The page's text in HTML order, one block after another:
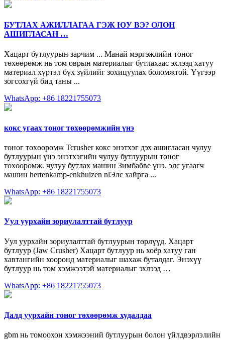
БУТЛАХ АЖИЛЛАГАА ГЭЖ ЮУ ВЭ? ОЛОН
АШИГЛАСАН …
Хацарт бутлуурын зарчим ... Манай мэргэжлийн тоног
төхөөрөмж нь том оврын материалыг бутлахаас эхлээд хатуу
материал хүртэл бүх зүйлийг зохицуулах боломжтой. Үүгээр
зогсохгүй бид таны ...
WhatsApp: +86 18221755073
кокс угаах тоног төхөөрөмжийн үнэ
тоног төхөөрөмж Tcrusher кокс энэтхэг дэх ашигласан чулуу
бутлуурын үнэ энэтхэгийн чулуу бутлуурын тоног
төхөөрөмж. чулуу бутлах машин Зимбабве үнэ. элс угаагч
машин hertenkamp-enkhuizen nlЭлс хайрга ...
WhatsApp: +86 18221755073
Уул уурхайн зориулалттай бутлуур
Уул уурхайн зориулалттай бутлуурын төрлүүд. Хацарт
бутлуур (Jaw Crusher) Хацарт бутлуур нь хоёр хатуу ган
хавтангийн хооронд материалыг шахаж буталдаг. Энэхүү
бутлуур нь том хэмжээтэй материалыг эхлээд …
WhatsApp: +86 18221755073
Далд уурхайн тоног төхөөрөмж худалдаа
gbm нь томоохон хэмжээний бутлуурын болон үйлдвэрлэлийн